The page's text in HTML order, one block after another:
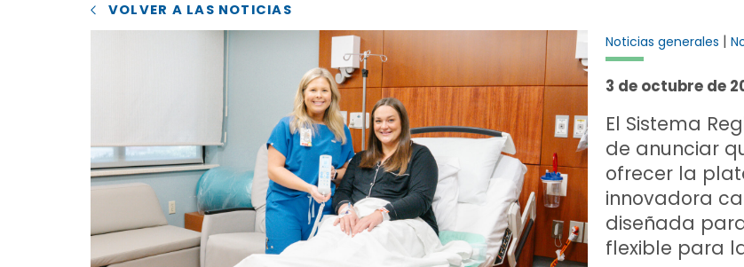
VOLVER A LAS NOTICIAS
Noticias generales |
3 de octubre de
El Sistema
de anunciar
ofrecer la
innovadora
diseñada
flexible para